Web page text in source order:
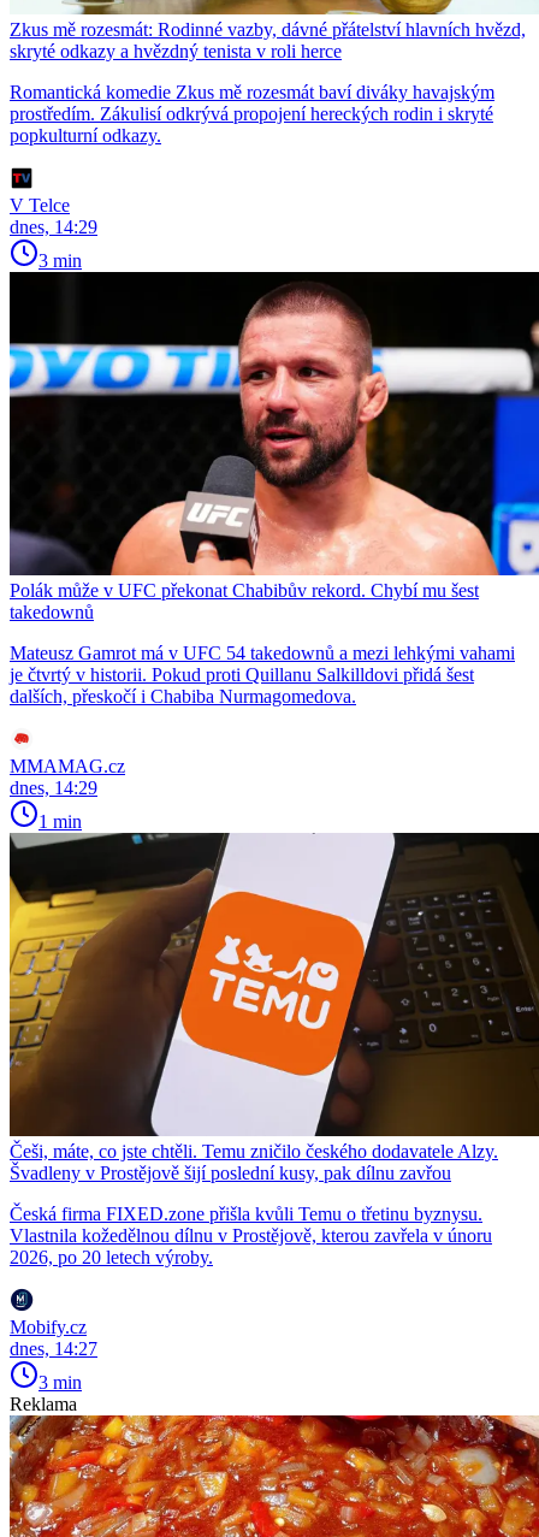
Zkus mě rozesmát: Rodinné vazby, dávné přátelství hlavních hvězd,
skryté odkazy a hvězdný tenista v roli herce
Romantická komedie Zkus mě rozesmát baví diváky havajským
prostředím. Zákulisí odkrývá propojení hereckých rodin i skryté
popkulturní odkazy.
V Telce
dnes, 14:29
3 min
Polák může v UFC překonat Chabibův rekord. Chybí mu šest
takedownů
Mateusz Gamrot má v UFC 54 takedownů a mezi lehkými vahami
je čtvrtý v historii. Pokud proti Quillanu Salkilldovi přidá šest
dalších, přeskočí i Chabiba Nurmagomedova.
MMAMAG.cz
dnes, 14:29
1 min
Češi, máte, co jste chtěli. Temu zničilo českého dodavatele Alzy.
Švadleny v Prostějově šijí poslední kusy, pak dílnu zavřou
Česká firma FIXED.zone přišla kvůli Temu o třetinu byznysu.
Vlastnila kožedělnou dílnu v Prostějově, kterou zavřela v únoru
2026, po 20 letech výroby.
Mobify.cz
dnes, 14:27
3 min
Reklama